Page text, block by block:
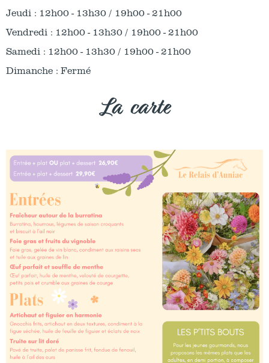
Jeudi : 12h00 - 13h30 / 19h00 - 21h00
Vendredi : 12h00 - 13h30 / 19h00 - 21h00
Samedi : 12h00 - 13h30 / 19h00 - 21h00
Dimanche : Fermé
La carte